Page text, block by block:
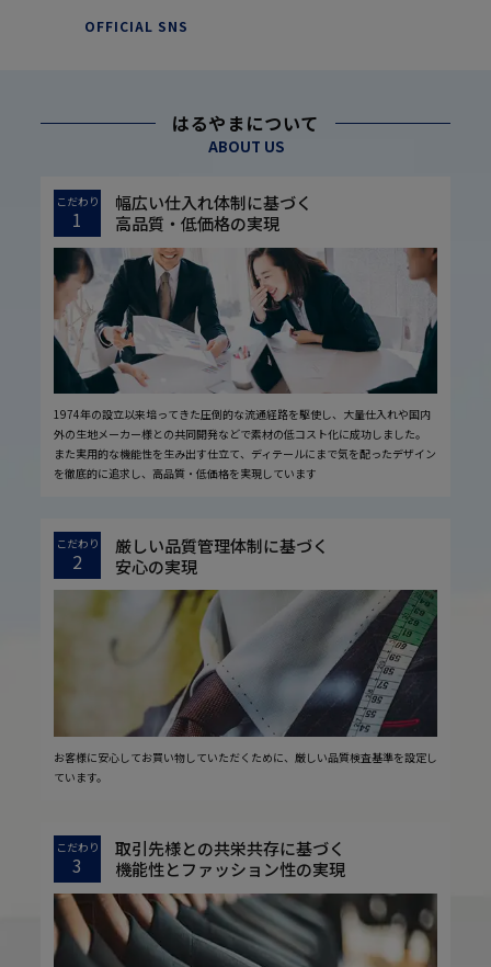
OFFICIAL SNS
はるやまについて
ABOUT US
こだわり
1
幅広い仕入れ体制に基づく
高品質・低価格の実現
1974年の設立以来培ってきた圧倒的な流通経路を駆使し、大量仕入れや国内
外の生地メーカー様との共同開発などで素材の低コスト化に成功しました。
また実用的な機能性を生み出す仕立て、ディテールにまで気を配ったデザイン
を徹底的に追求し、高品質・低価格を実現しています
こだわり
2
厳しい品質管理体制に基づく
安心の実現
お客様に安心してお買い物していただくために、厳しい品質検査基準を設定し
ています。
こだわり
3
取引先様との共栄共存に基づく
機能性とファッション性の実現